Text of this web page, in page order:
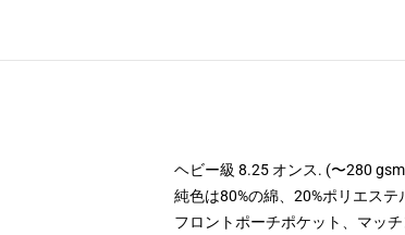
ヘビー級 8.25 オンス. (〜280
純色は80%の綿、20%ポリエス
フロントポーチポケット、マッ